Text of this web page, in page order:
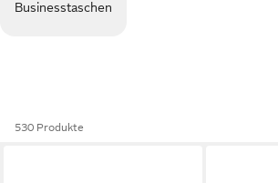
Businesstaschen
530 Produkte